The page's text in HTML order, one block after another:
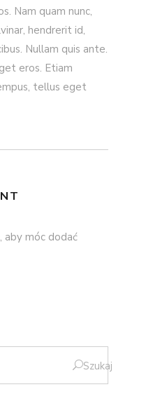
Nam quam nunc,
hendrerit id,
Nullam quis ante.
eros. Etiam
tellus eget
, aby móc dodać
Szukaj